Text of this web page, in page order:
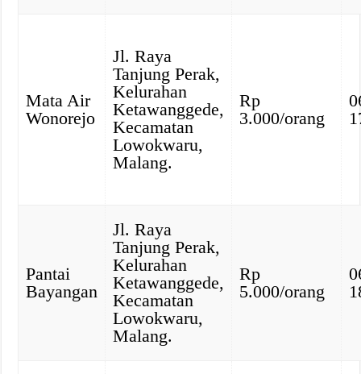
Mata Air
Wonorejo
Jl. Raya
Tanjung Perak,
Kelurahan
Ketawanggede,
Kecamatan
Lowokwaru,
Malang.
Rp
3.000/orang
Pantai
Bayangan
Jl. Raya
Tanjung Perak,
Kelurahan
Ketawanggede,
Kecamatan
Lowokwaru,
Malang.
Rp
5.000/orang